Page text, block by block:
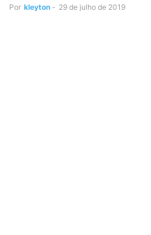
Por kleyton - 29 de julho de 2019